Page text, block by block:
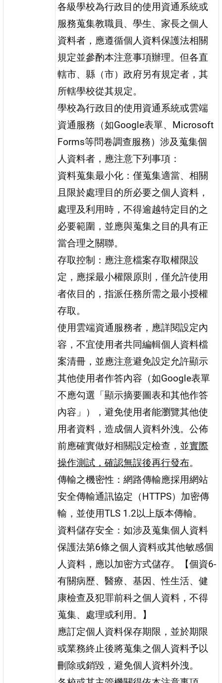
各級學校為行政目的使用資通系統或
服務蒐集教職員、學生、家長之個人
資料者，應遵循個人資料保護法相關
規定並參酌本注意事項辦理。但各直
轄市、縣（市）政府另有規定者，其
所轄學校從其規定。
學校為行政目的使用資通系統或雲端
資通服務（如Google表單、Microsoft
Forms等問卷調查服務）涉及蒐集個
人資料者，應注意下列事項：
資料蒐集最小化：僅蒐集適當、相關
且限於處理目的所必要之個人資料，
處理及利用時，不得逾越特定目的之
必要範圍，並應與蒐集之目的具有正
當合理之關聯。
存取控制：應注意檔案存取權限設
定，應採最小權限原則，僅允許使用
者依目的，指派任務所需之最小授權
存取。
使用雲端資通服務者，應詳閱設定內
容，不宜使用者共同編輯個人資料檔
案清冊，並應注意避免設定允許顯示
其他使用者作答內容（如Google表單
不應勾選「顯示摘要圖表和其他作答
內容」），避免使用者能瀏覽其他使
用者資料，造成個人資料外洩。公佈
前應確實做好相關設定檢查，並實際
操作測試，確認無誤後再行發布。
傳輸之機密性：網路傳輸應採用網站
安全傳輸通訊協定（HTTPS）加密傳
輸，並使用TLS 1.2以上版本傳輸。
資料儲存安全：如涉及蒐集個人資料
保護法第6條之個人資料或其他敏感個
人資料，應以加密方式儲存。【個資6-
有關病歷、醫療、基因、性生活、健
康檢查及犯罪前科之個人資料，不得
蒐集、處理或利用。】
應訂定個人資料保存期限，並於期限
或業務終止後將蒐集之個人資料予以
刪除或銷毀，避免個人資料外洩。